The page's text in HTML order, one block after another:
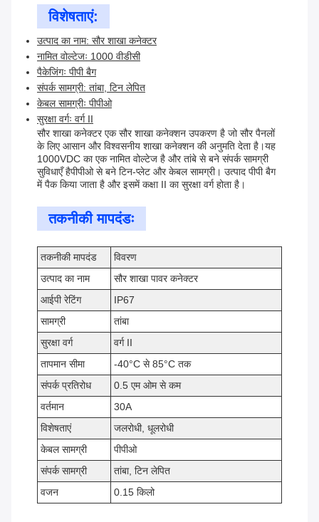
विशेषताएं:
उत्पाद का नाम: सौर शाखा कनेक्टर
नामित वोल्टेजः 1000 वीडीसी
पैकेजिंगः पीपी बैग
संपर्क सामग्री: तांबा, टिन लेपित
केबल सामग्रीः पीपीओ
सुरक्षा वर्गः वर्ग II
सौर शाखा कनेक्टर एक सौर शाखा कनेक्शन उपकरण है जो सौर पैनलों
के लिए आसान और विश्वसनीय शाखा कनेक्शन की अनुमति देता है।यह
1000VDC का एक नामित वोल्टेज है और तांबे से बने संपर्क सामग्री
सुविधाएँ हैपीपीओ से बने टिन-प्लेट और केबल सामग्री। उत्पाद पीपी बैग
में पैक किया जाता है और इसमें कक्षा II का सुरक्षा वर्ग होता है।
तकनीकी मापदंडः
तकनीकी मापदंड
विवरण
उत्पाद का नाम
सौर शाखा पावर कनेक्टर
आईपी रेटिंग
IP67
सामग्री
तांबा
सुरक्षा वर्ग
वर्ग II
तापमान सीमा
-40°C से 85°C तक
संपर्क प्रतिरोध
0.5 एम ओम से कम
वर्तमान
30A
विशेषताएं
जलरोधी, धूलरोधी
केबल सामग्री
पीपीओ
संपर्क सामग्री
तांबा, टिन लेपित
वजन
0.15 किलो